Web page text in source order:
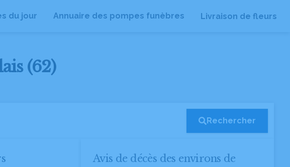
du jour Annuaire des pompes funèbres Livraison de fleurs
(62)
Rechercher
Avis de décès des environs de